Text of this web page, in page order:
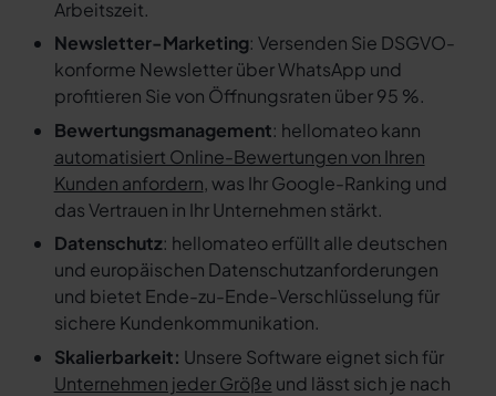
Arbeitszeit.
Newsletter-Marketing: Versenden Sie DSGVO-
konforme Newsletter über WhatsApp und
profitieren Sie von Öffnungsraten über 95 %.
Bewertungsmanagement: hellomateo kann
automatisiert Online-Bewertungen von Ihren
Kunden anfordern, was Ihr Google-Ranking und
das Vertrauen in Ihr Unternehmen stärkt.
Datenschutz: hellomateo erfüllt alle deutschen
und europäischen Datenschutzanforderungen
und bietet Ende-zu-Ende-Verschlüsselung für
sichere Kundenkommunikation.
Skalierbarkeit: Unsere Software eignet sich für
Unternehmen jeder Größe und lässt sich je nach